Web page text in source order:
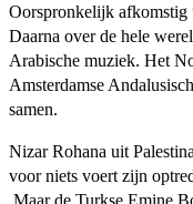
Oorspronkelijk afkomstig
Daarna over de hele
Arabische muziek. Het
Amsterdamse
samen.
Nizar Rohana uit
voor niets voert zijn